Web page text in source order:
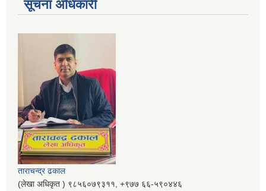
सूचना अधिकारी
ताराचन्द्र ढकाल
(लेखा अधिकृत ) ९८५६०७९३११, ‌‍‍+९७७ ६६-५९०४४६